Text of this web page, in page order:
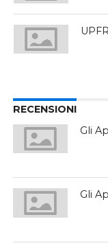
RECENSIONI
Gli
Gli